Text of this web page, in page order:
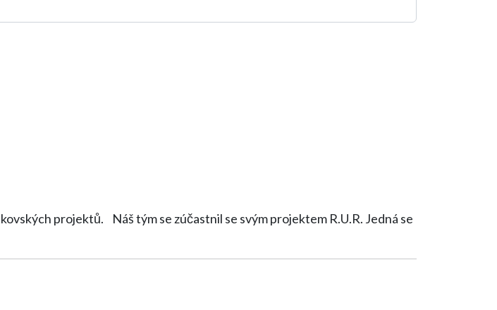
projektů. Náš tým se zúčastnil se svým projektem R.U.R. Jedná se